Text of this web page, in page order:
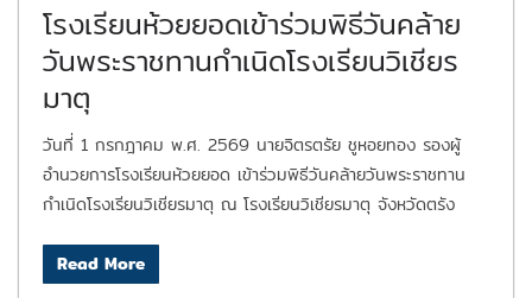
โรงเรียนห้วยยอดเข้าร่วมพิธีวันคล้าย
วันพระราชทานกำเนิดโรงเรียนวิเชียร
มาตุ
วันที่ 1 กรกฎาคม พ.ศ. 2569 นายจิตรตรัย ชูหอยทอง รองผู้
อำนวยการโรงเรียนห้วยยอด เข้าร่วมพิธีวันคล้ายวันพระราชทาน
กำเนิดโรงเรียนวิเชียรมาตุ ณ โรงเรียนวิเชียรมาตุ จังหวัดตรัง
Read More